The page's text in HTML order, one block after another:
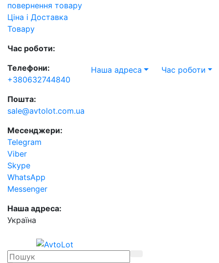
повернення товару
Ціна і Доставка
Товару
Час роботи:
Телефони:
+380632744840
Пошта:
sale@avtolot.com.ua
Месенджери:
Telegram
Viber
Skype
WhatsApp
Messenger
Наша адреса:
Українa
Наша адреса Час роботи